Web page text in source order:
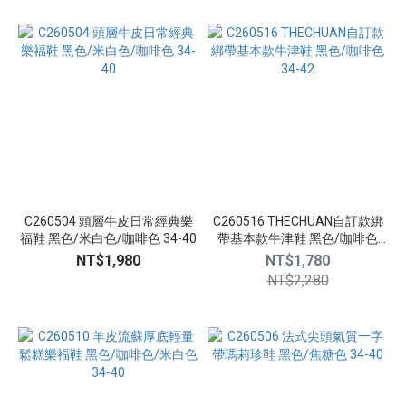
更
多
C260504 頭層牛皮日常經典樂
福鞋 黑色/米白色/咖啡色 34-40
NT$1,980
C260516 THECHUAN自訂款綁
帶基本款牛津鞋 黑色/咖啡色
34-42
NT$1,780
NT$2,280